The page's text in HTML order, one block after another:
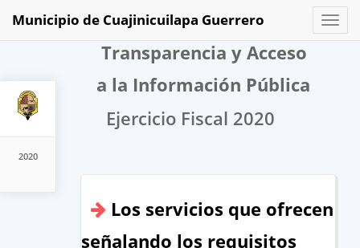
2020
Toggle
Municipio de Cuajinicuilapa Guerrero
Transparencia y Acceso
a la Información Pública
Ejercicio Fiscal 2020
Los servicios que ofrecen
señalando los requisitos